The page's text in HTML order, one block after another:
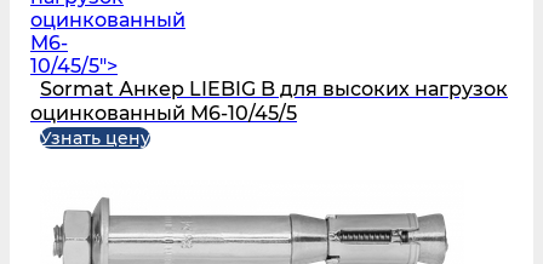
оцинкованный
M6-
10/45/5">
Sormat Анкер LIEBIG B для высоких нагрузок
оцинкованный M6-10/45/5
Узнать цену